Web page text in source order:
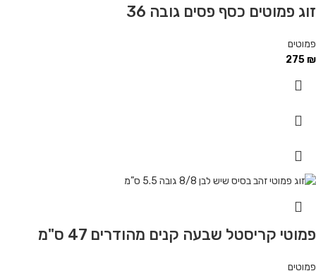
זוג פמוטים כסף פסים גובה 36
פמוטים
275₪
פמוטי קריסטל שבעה קנים מהודרים 47 ס"מ
פמוטים